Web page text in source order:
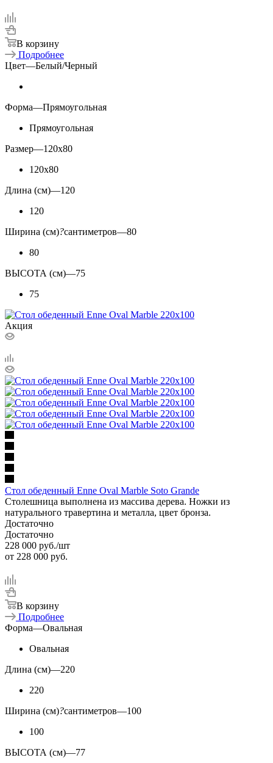
В корзину
Подробнее
Цвет—Белый/Черный
Форма—Прямоугольная
Прямоугольная
Размер—120x80
120x80
Длина (см)—120
120
Ширина (см)?сантиметров—80
80
ВЫСОТА (см)—75
75
Акция
Стол обеденный Enne Oval Marble Soto Grande
Столешница выполнена из массива дерева. Ножки из
натурального травертина и металла, цвет бронза.
Достаточно
Достаточно
228 000 руб./шт
от 228 000 руб.
В корзину
Подробнее
Форма—Овальная
Овальная
Длина (см)—220
220
Ширина (см)?сантиметров—100
100
ВЫСОТА (см)—77